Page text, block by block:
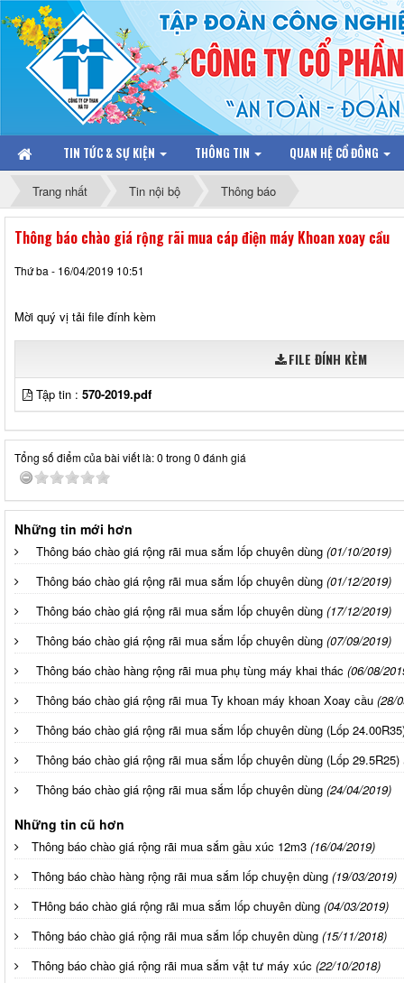
TIN TỨC & SỰ KIỆN THÔNG TIN QUAN HỆ CỔ ĐÔNG
Trang nhất Tin nội bộ Thông báo
Thông báo chào giá rộng rãi mua cáp điện máy Khoan xoay cầu
Thứ ba - 16/04/2019 10:51
Mời quý vị tải file đính kèm
FILE ĐÍNH KÈM
Tập tin : 570-2019.pdf
Tổng số điểm của bài viết là: 0 trong 0 đánh giá
Những tin mới hơn
Thông báo chào giá rộng rãi mua sắm lốp chuyên dùng (01/10/2019)
Thông báo chào giá rộng rãi mua sắm lốp chuyên dùng (01/12/2019)
Thông báo chào giá rộng rãi mua sắm lốp chuyên dùng (17/12/2019)
Thông báo chào giá rộng rãi mua sắm lốp chuyên dùng (07/09/2019)
Thông báo chào hàng rộng rãi mua phụ tùng máy khai thác (06/08/
Thông báo chào giá rộng rãi mua Ty khoan máy khoan Xoay cầu (28/
Thông báo chào giá rộng rãi mua sắm lốp chuyên dùng (Lốp
Thông báo chào giá rộng rãi mua sắm lốp chuyên dùng (Lốp 29.5R25)
Thông báo chào giá rộng rãi mua sắm lốp chuyên dùng (24/04/2019)
Những tin cũ hơn
Thông báo chào giá rộng rãi mua sắm gầu xúc 12m3 (16/04/2019)
Thông báo chào hàng rộng rãi mua sắm lốp chuyện dùng (19/03/2019)
THông báo chào giá rộng rãi mua sắm lốp chuyên dùng (04/03/2019)
Thông báo chào giá rộng rãi mua sắm lốp chuyên dùng (15/11/2018)
Thông báo chào giá rộng rãi mua sắm vật tư máy xúc (22/10/2018)